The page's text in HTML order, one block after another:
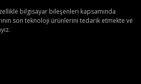
bilgisayar bileşenleri kapsamında
son teknoloji ürünlerini tedarik etmekte ve